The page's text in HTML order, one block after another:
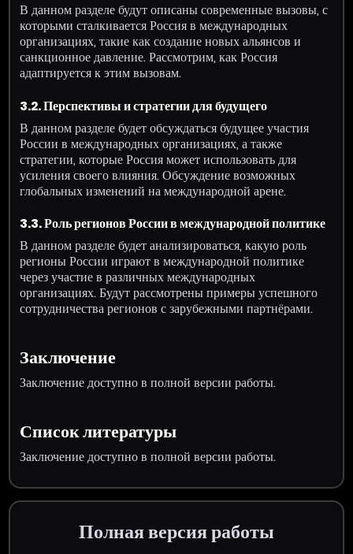
В данном разделе будут описаны современные вызовы, с
которыми сталкивается Россия в международных
организациях, такие как создание новых альянсов и
санкционное давление. Рассмотрим, как Россия
адаптируется к этим вызовам.
3.2. Перспективы и стратегии для будущего
В данном разделе будет обсуждаться будущее участия
России в международных организациях, а также
стратегии, которые Россия может использовать для
усиления своего влияния. Обсуждение возможных
глобальных изменений на международной арене.
3.3. Роль регионов России в международной политике
В данном разделе будет анализироваться, какую роль
регионы России играют в международной политике
через участие в различных международных
организациях. Будут рассмотрены примеры успешного
сотрудничества регионов с зарубежными партнёрами.
Заключение
Заключение доступно в полной версии работы.
Список литературы
Заключение доступно в полной версии работы.
Полная версия работы